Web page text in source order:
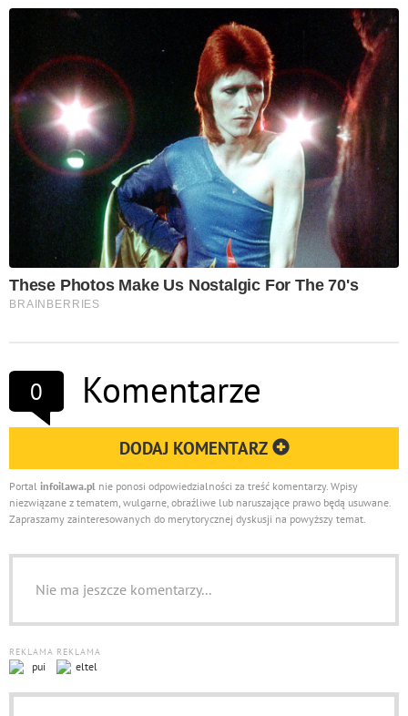
0 Komentarze
DODAJ KOMENTARZ
Portal infoilawa.pl nie ponosi odpowiedzialności za treść komentarzy. Wpisy
niezwiązane z tematem, wulgarne, obraźliwe lub naruszające prawo będą usuwane.
Zapraszamy zainteresowanych do merytorycznej dyskusji na powyższy temat.
Nie ma jeszcze komentarzy...
REKLAMA REKLAMA